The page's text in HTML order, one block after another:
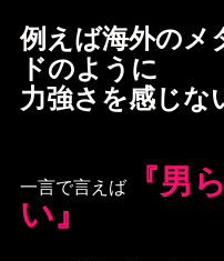
例えば海外のメ
ドのように
力強さを感じな
一言で言えば
『男
い』